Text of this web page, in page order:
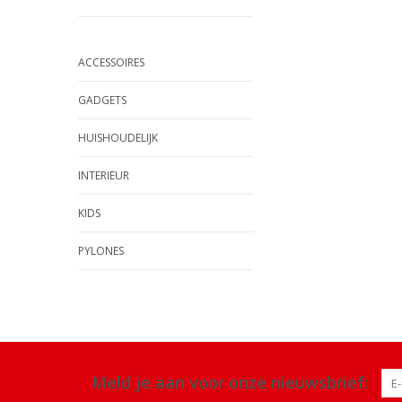
ACCESSOIRES
GADGETS
HUISHOUDELIJK
INTERIEUR
KIDS
PYLONES
Meld je aan voor onze nieuwsbrief: